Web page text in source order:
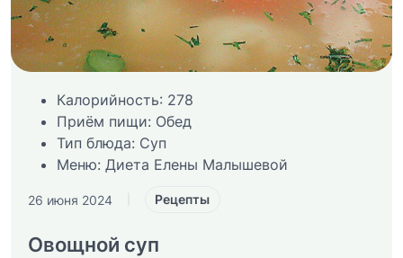
Калорийность: 278
Приём пищи: Обед
Тип блюда: Суп
Меню: Диета Елены Малышевой
26 июня 2024 Рецепты
Овощной суп